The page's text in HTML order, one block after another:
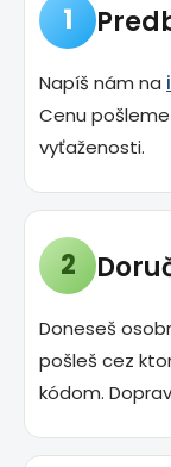
1
Napíš nám na
Cenu
vyťaženosti.
2
Doneseš
pošleš cez
kódom.